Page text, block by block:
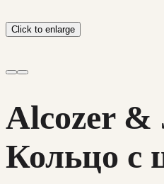
Click to enlarge
Alcozer &
Кольцо с